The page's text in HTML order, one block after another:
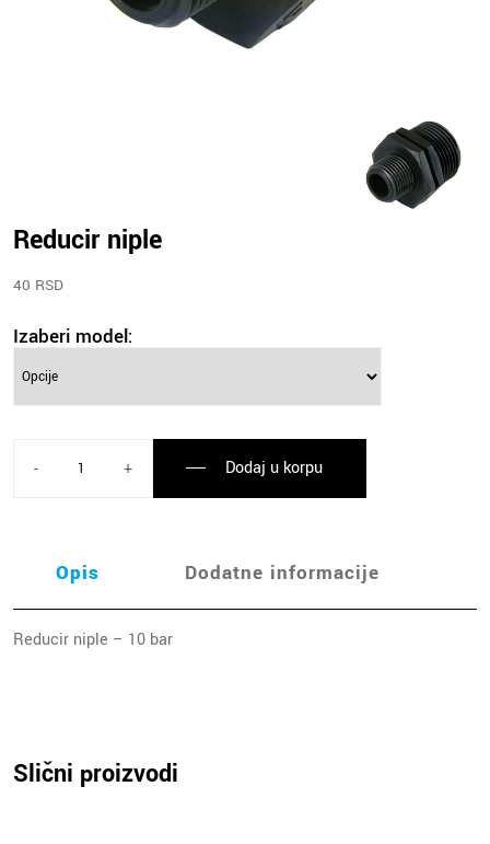
Reducir niple
40 RSD
Izaberi model:
- + Dodaj u korpu
Opis Dodatne informacije
Reducir niple – 10 bar
Slični proizvodi